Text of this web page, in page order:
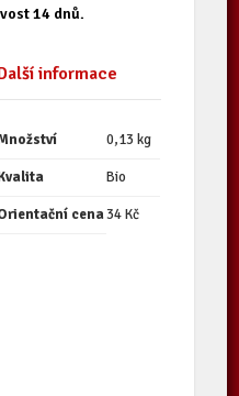
14 dnů.
informace
0,13 kg
Bio
cena34 Kč